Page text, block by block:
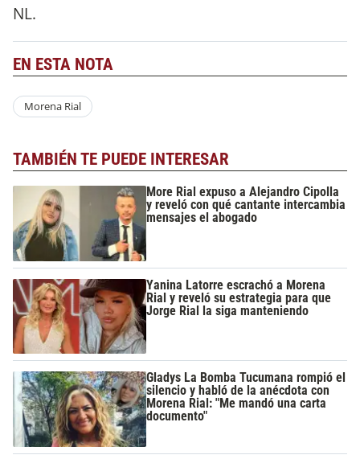
NL.
EN ESTA NOTA
Morena Rial
TAMBIÉN TE PUEDE INTERESAR
More Rial expuso a Alejandro Cipolla
y reveló con qué cantante intercambia
mensajes el abogado
Yanina Latorre escrachó a Morena
Rial y reveló su estrategia para que
Jorge Rial la siga manteniendo
Gladys La Bomba Tucumana rompió el
silencio y habló de la anécdota con
Morena Rial: "Me mandó una carta
documento"